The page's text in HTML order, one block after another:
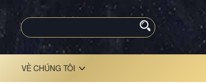
VỀ CHÚNG TÔI